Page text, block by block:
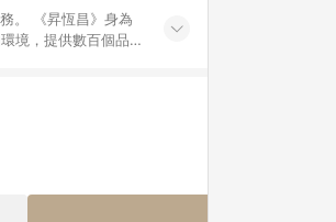
。 《昇恆昌》身為
境，提供數百個品